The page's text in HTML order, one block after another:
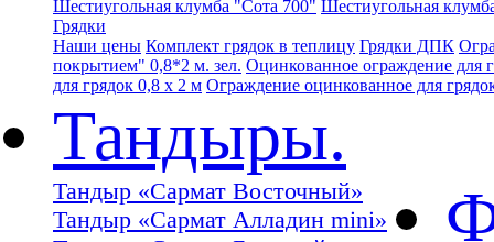
Шестиугольная клумба "Сота 700" Шестиугольная
Грядки
Наши цены Комплект грядок в теплицу Грядки ДПК
покрытием" 0,8*2 м. зел. Оцинкованное ограждение для
для грядок 0,8 х 2 м Ограждение оцинкованное для
Тандыры.
Тандыр «Сармат Восточный»
Тандыр «Сармат Алладин mini»